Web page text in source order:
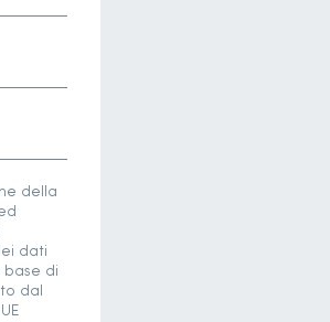
della
dati
base di
dal